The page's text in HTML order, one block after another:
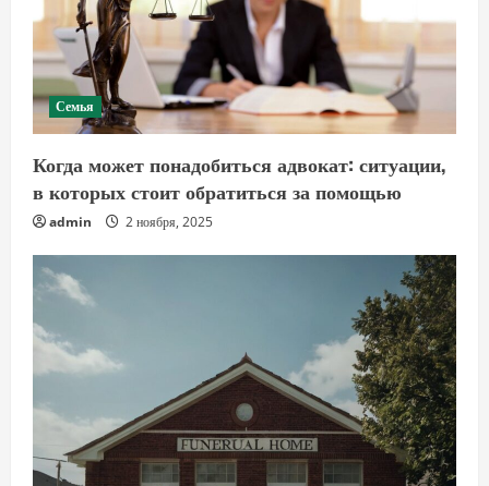
Семья
Когда может понадобиться адвокат: ситуации,
в которых стоит обратиться за помощью
admin 2 ноября, 2025